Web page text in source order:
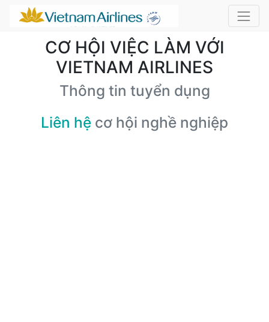
CƠ HỘI VIỆC LÀM VỚI
VIETNAM AIRLINES
Thông tin tuyển dụng
Liên hệ cơ hội nghề nghiệp